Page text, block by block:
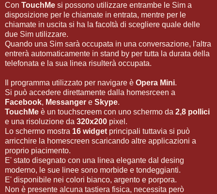
Con TouchMe si possono utilizzare entrambe le Sim a
disposizione per le chiamate in entrata, mentre per le
chiamate in uscita si ha la facoltà di scegliere quale delle
due Sim utilizzare.
Quando una Sim sarà occupata in una conversazione, l'altra
entrerà automaticamente in stand by per tutta la durata della
telefonata e la sua linea risulterà occupata.
Il programma utilizzato per navigare è Opera Mini.
Si può accedere direttamente dalla homesrceen a
Facebook, Messanger e Skype.
TouchMe è un touchscreem con uno schermo da 2,8 pollici
e una risoluzione da 320x200 pixel.
Lo schermo mostra 16 widget principali tuttavia si può
arricchire la homescreen scaricando altre applicazioni a
proprio piacimento.
E' stato disegnato con una linea elegante dal desing
moderno, le sue linee sono morbide e tondeggianti.
E' disponibile nei colori bianco, argento e porpora.
Non è presente alcuna tastiera fisica, necessita però